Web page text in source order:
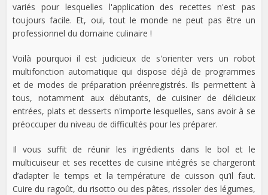
variés pour lesquelles l'application des recettes n'est pas
toujours facile. Et, oui, tout le monde ne peut pas être un
professionnel du domaine culinaire !
Voilà pourquoi il est judicieux de s'orienter vers un robot
multifonction automatique qui dispose déjà de programmes
et de modes de préparation préenregistrés. Ils permettent à
tous, notamment aux débutants, de cuisiner de délicieux
entrées, plats et desserts n'importe lesquelles, sans avoir à se
préoccuper du niveau de difficultés pour les préparer.
Il vous suffit de réunir les ingrédients dans le bol et le
multicuiseur et ses recettes de cuisine intégrés se chargeront
d’adapter le temps et la température de cuisson qu’il faut.
Cuire du ragoût, du risotto ou des pâtes, rissoler des légumes,